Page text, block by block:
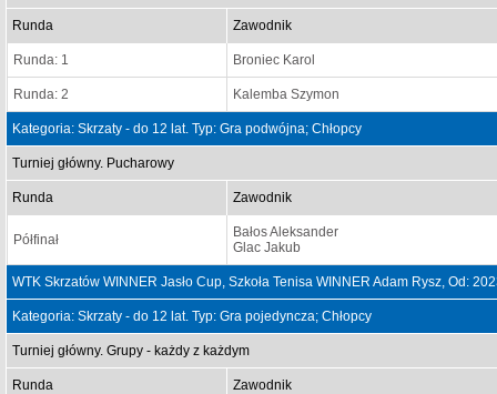
Runda Zawodnik
Runda: 1 Broniec Karol
Runda: 2 Kalemba Szymon
Kategoria: Skrzaty - do 12 lat. Typ: Gra podwójna; Chłopcy
Turniej główny. Pucharowy
Runda Zawodnik
Półfinał
Bałos Aleksander
Glac Jakub
WTK Skrzatów WINNER Jasło Cup, Szkoła Tenisa WINNER Adam Rysz, Od:
Kategoria: Skrzaty - do 12 lat. Typ: Gra pojedyncza; Chłopcy
Turniej główny. Grupy - każdy z każdym
Runda Zawodnik